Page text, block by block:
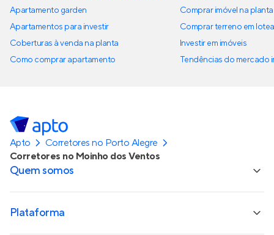
Apartamento garden
Apartamentos para investir
Coberturas à venda na planta
Como comprar apartamento
Comprar imóvel na planta
Comprar terreno em
Investir em imóveis
Tendências do mercado
Apto
Corretores no Porto Alegre
Corretores no Moinho dos Ventos
Quem somos
Plataforma